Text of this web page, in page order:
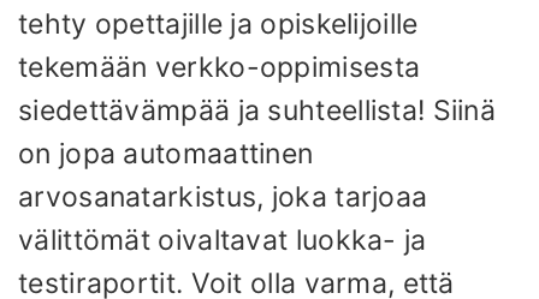
tehty opettajille ja opiskelijoille
tekemään verkko-oppimisesta
siedettävämpää ja suhteellista! Siinä
on jopa automaattinen
arvosanatarkistus, joka tarjoaa
välittömät oivaltavat luokka- ja
testiraportit. Voit olla varma, että